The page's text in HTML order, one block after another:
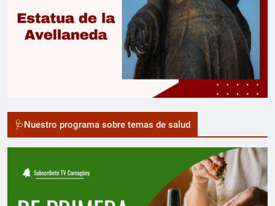
🩺Nuestro programa sobre temas de salud